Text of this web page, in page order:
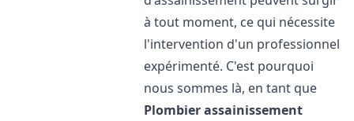
à tout moment, ce qui nécessite
l'intervention d'un professionnel
expérimenté. C'est pourquoi
nous sommes là, en tant que
Plombier assainissement